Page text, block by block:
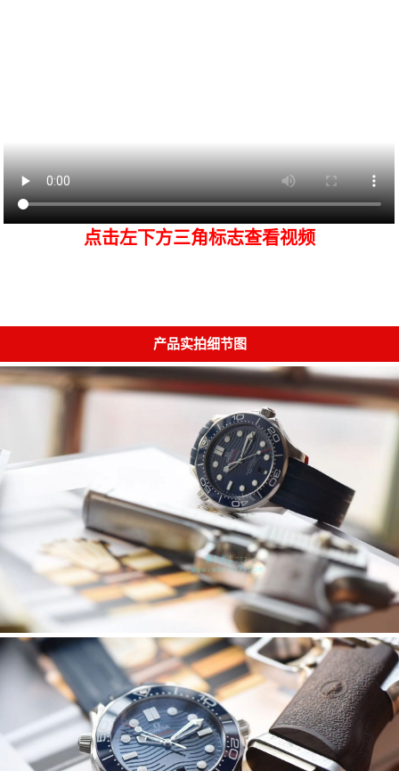
点击左下方三角标志查看视频
产品实拍细节图